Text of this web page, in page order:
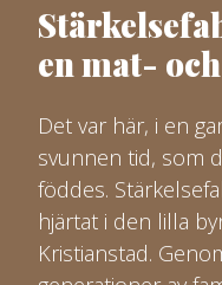
en mat-
Det var här, i en
svunnen tid, som
föddes.
hjärtat i den lilla
Kristianstad.